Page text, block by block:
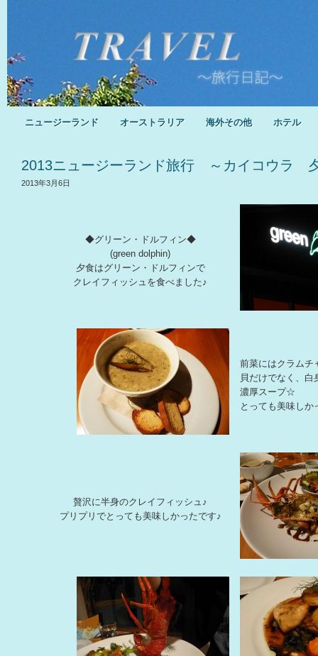
ニュージーランド オーストラリア 海外その他 ホテル
2013ニュージーランド旅行 ～カイコウラ
2013年3月6日
◆グリーン・ドルフィン◆
(green dolphin)
夕食はグリーン・ドルフィンで
クレイフィッシュを食べました♪
前菜にはクラムチ
貝だけでなく、白
濃厚スープ☆
とっても美味しか
贅沢に半身のクレイフィッシュ♪
プリプリでとっても美味しかったです♪